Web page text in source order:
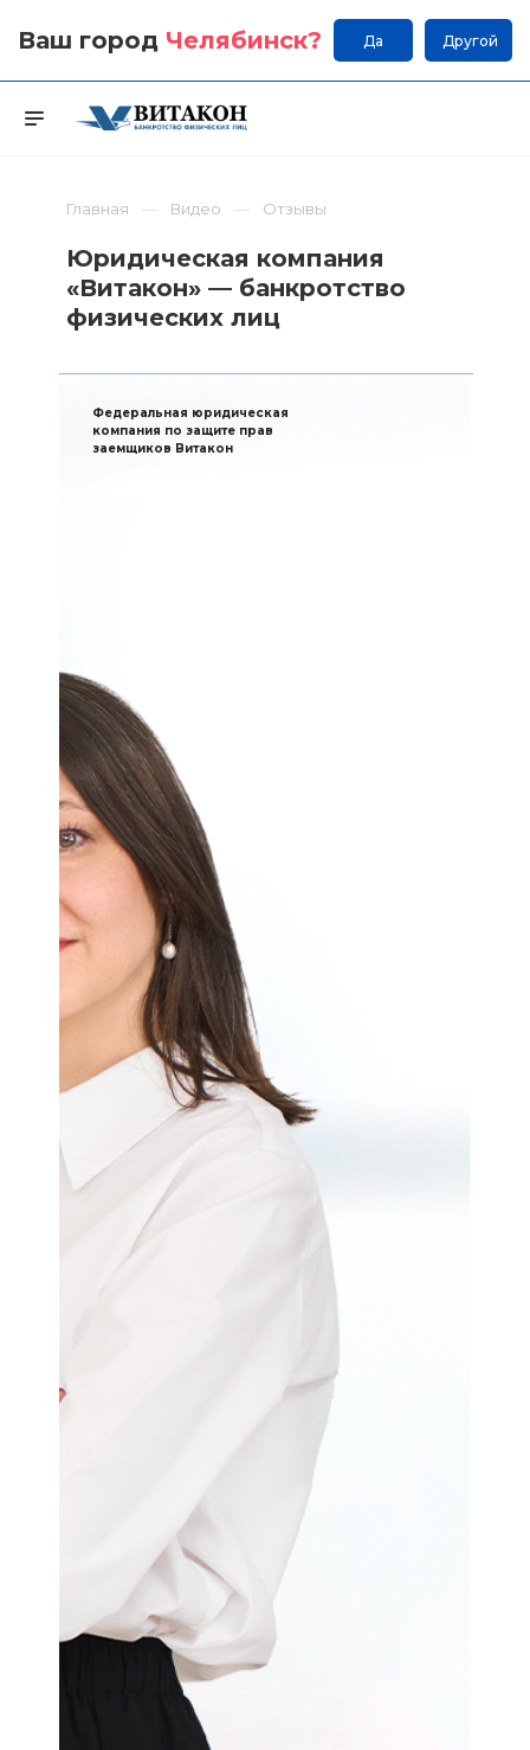
Ваш город Челябинск? Да Другой
Главная Видео Отзывы
Юридическая компания
«Витакон» — банкротство
физических лиц
Федеральная юридическая
компания по защите прав
заемщиков Витакон